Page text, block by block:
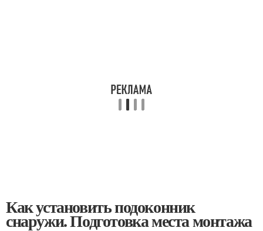
Как установить подоконник
снаружи. Подготовка места монтажа